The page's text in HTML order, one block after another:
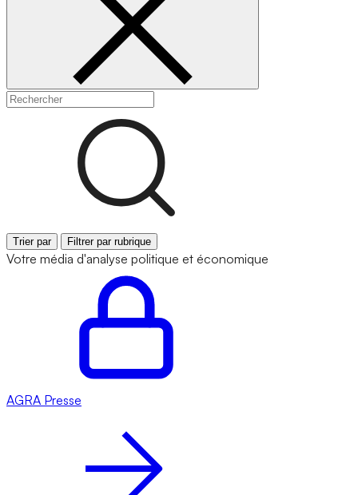
Trier par Filtrer par rubrique
Votre média d'analyse politique et économique
AGRA Presse